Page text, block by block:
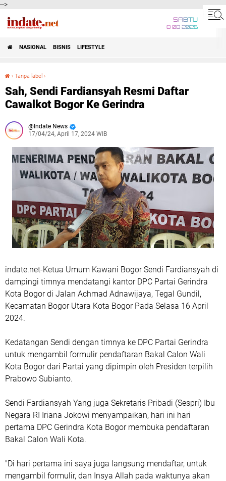
-->
SABTU
8 08 2026
NASIONAL BISNIS LIFESTYLE
› Tanpa label ›
Sah, Sendi Fardiansyah Resmi Daftar
Cawalkot Bogor Ke Gerindra
Indate News
17/04/24, April 17, 2024 WIB
indate.net-Ketua Umum Kawani Bogor Sendi Fardiansyah di
dampingi timnya mendatangi kantor DPC Partai Gerindra
Kota Bogor di Jalan Achmad Adnawijaya, Tegal Gundil,
Kecamatan Bogor Utara Kota Bogor Pada Selasa 16 April
2024.
Kedatangan Sendi dengan timnya ke DPC Partai Gerindra
untuk mengambil formulir pendaftaran Bakal Calon Wali
Kota Bogor dari Partai yang dipimpin oleh Presiden terpilih
Prabowo Subianto.
Sendi Fardiansyah Yang juga Sekretaris Pribadi (Sespri) Ibu
Negara RI Iriana Jokowi menyampaikan, hari ini hari
pertama DPC Gerindra Kota Bogor membuka pendaftaran
Bakal Calon Wali Kota.
"Di hari pertama ini saya juga langsung mendaftar, untuk
mengambil formulir, dan Insya Allah pada waktunya akan